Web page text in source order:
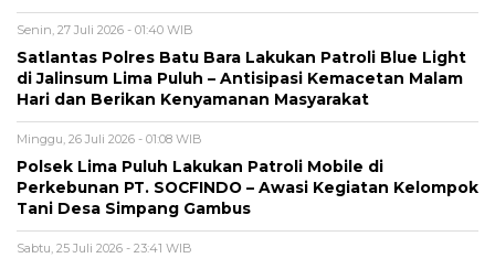
Senin, 27 Juli 2026 - 01:40 WIB
Satlantas Polres Batu Bara Lakukan Patroli Blue Light
di Jalinsum Lima Puluh – Antisipasi Kemacetan Malam
Hari dan Berikan Kenyamanan Masyarakat
Minggu, 26 Juli 2026 - 01:08 WIB
Polsek Lima Puluh Lakukan Patroli Mobile di
Perkebunan PT. SOCFINDO – Awasi Kegiatan Kelompok
Tani Desa Simpang Gambus
Sabtu, 25 Juli 2026 - 23:41 WIB